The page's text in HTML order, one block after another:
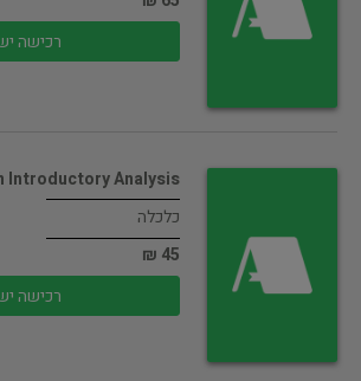
רכישה
Introductory Analysis
כלכלה
45 ₪
רכישה